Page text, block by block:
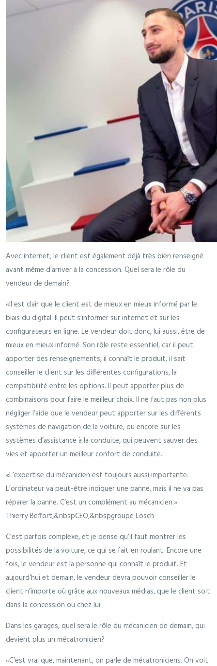
Avec internet, le client est également déjà très bien renseigné
avant même d’arriver à la concession. Quel sera le rôle du
vendeur de demain?
«Il est clair que le client est de mieux en mieux informé par le
biais du digital. Il peut s’informer sur internet et sur les
configurateurs en ligne. Le vendeur doit donc, lui aussi, être de
mieux en mieux informé. Son rôle reste essentiel, car il peut
apporter des renseignements, il connaît le produit, il sait
conseiller le client sur les différentes configurations, la
compatibilité entre les options. Il peut apporter plus de
combinaisons pour faire le meilleur choix. Il ne faut pas non plus
négliger l’aide que le vendeur peut apporter sur les différents
systèmes de navigation de la voiture, ou encore sur les
systèmes d’assistance à la conduite, qui peuvent sauver des
vies et apporter un meilleur confort de conduite.
L’expertise du mécanicien est toujours aussi importante.
L’ordinateur va peut-être indiquer une panne, mais il ne va pas
réparer la panne. C’est un complément au mécanicien.
Thierry Beffort,&nbspCEO,&nbspgroupe Losch
C’est parfois complexe, et je pense qu’il faut montrer les
possibilités de la voiture, ce qui se fait en roulant. Encore une
fois, le vendeur est la personne qui connaît le produit. Et
aujourd’hui et demain, le vendeur devra pouvoir conseiller le
client n’importe où grâce aux nouveaux médias, que le client soit
dans la concession ou chez lui.
Dans les garages, quel sera le rôle du mécanicien de demain, qui
devient plus un mécatronicien?
«C’est vrai que, maintenant, on parle de mécatroniciens. On voit